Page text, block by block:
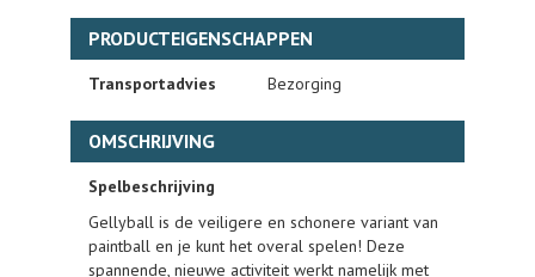
PRODUCTEIGENSCHAPPEN
Transportadvies Bezorging
OMSCHRIJVING
Spelbeschrijving
Gellyball is de veiligere en schonere variant van
paintball en je kunt het overal spelen! Deze
spannende, nieuwe activiteit werkt namelijk met